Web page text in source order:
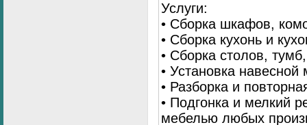
Услуги:
• Сборка шкафов,
• Сборка кухонь и
• Сборка столов,
• Установка
• Разборка и
• Подгонка и мелкий
мебелью любых